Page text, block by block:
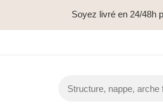
Soyez livré en 24/48h